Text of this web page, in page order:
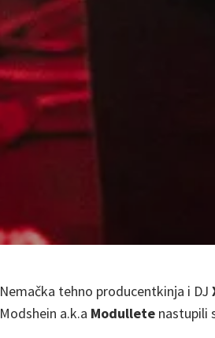
Nemačka tehno producentkinja i DJ
Modshein a.k.a Modullete nastupili